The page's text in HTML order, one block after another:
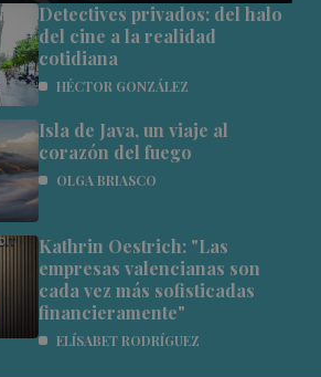
Detectives privados: del halo
del cine a la realidad
cotidiana
HÉCTOR GONZÁLEZ
Isla de Java, un viaje al
corazón del fuego
OLGA BRIASCO
Kathrin Oestrich: "Las
empresas valencianas son
cada vez más sofisticadas
financieramente"
ELÍSABET RODRÍGUEZ